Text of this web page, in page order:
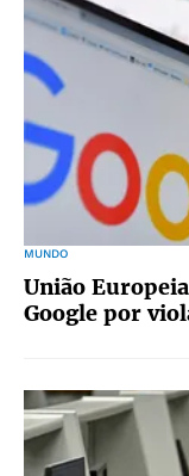
MUNDO
União
Google por